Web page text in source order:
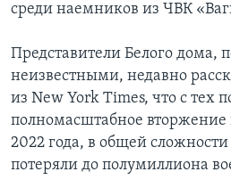
среди наемников из ЧВК
Представители Белого дома,
неизвестными, недавно
из New York Times, что с тех
полномасштабное вторжение
2022 года, в общей
потеряли до полумиллиона